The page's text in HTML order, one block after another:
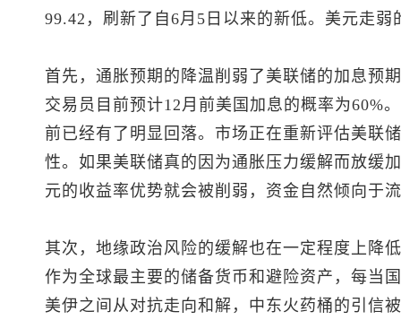
99.42，刷新了自6月5日以来的新低。美元走
首先，通胀预期的降温削弱了美联储的加息预
交易员目前预计12月前美国加息的概率为60%
前已经有了明显回落。市场正在重新评估美联
性。如果美联储真的因为通胀压力缓解而放缓
元的收益率优势就会被削弱，资金自然倾向于
其次，地缘政治风险的缓解也在一定程度上降
作为全球最主要的储备货币和避险资产，每当
美伊之间从对抗走向和解，中东火药桶的引信